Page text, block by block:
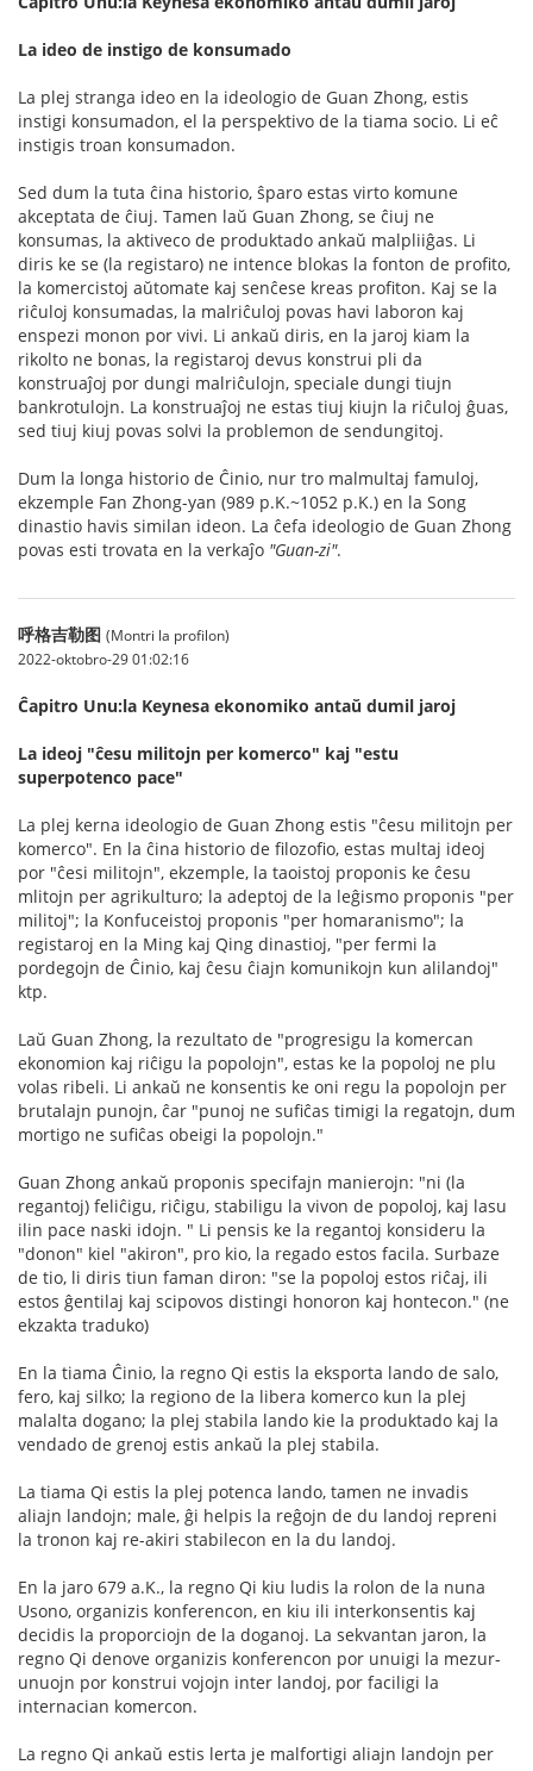
La ideo de instigo de konsumado
La plej stranga ideo en la ideologio de Guan Zhong, estis
instigi konsumadon, el la perspektivo de la tiama socio. Li eĉ
instigis troan konsumadon.
Sed dum la tuta ĉina historio, ŝparo estas virto komune
akceptata de ĉiuj. Tamen laŭ Guan Zhong, se ĉiuj ne
konsumas, la aktiveco de produktado ankaŭ malpliiĝas. Li
diris ke se (la registaro) ne intence blokas la fonton de profito,
la komercistoj aŭtomate kaj senĉese kreas profiton. Kaj se la
riĉuloj konsumadas, la malriĉuloj povas havi laboron kaj
enspezi monon por vivi. Li ankaŭ diris, en la jaroj kiam la
rikolto ne bonas, la registaroj devus konstrui pli da
konstruaĵoj por dungi malriĉulojn, speciale dungi tiujn
bankrotulojn. La konstruaĵoj ne estas tiuj kiujn la riĉuloj ĝuas,
sed tiuj kiuj povas solvi la problemon de sendungitoj.
Dum la longa historio de Ĉinio, nur tro malmultaj famuloj,
ekzemple Fan Zhong-yan (989 p.K.~1052 p.K.) en la Song
dinastio havis similan ideon. La ĉefa ideologio de Guan Zhong
povas esti trovata en la verkaĵo "Guan-zi".
呼格吉勒图 (Montri la profilon)
2022-oktobro-29 01:02:16
Ĉapitro Unu:la Keynesa ekonomiko antaŭ dumil jaroj
La ideoj "ĉesu militojn per komerco" kaj "estu
superpotenco pace"
La plej kerna ideologio de Guan Zhong estis "ĉesu militojn per
komerco". En la ĉina historio de filozofio, estas multaj ideoj
por "ĉesi militojn", ekzemple, la taoistoj proponis ke ĉesu
mlitojn per agrikulturo; la adeptoj de la leĝismo proponis "per
militoj"; la Konfuceistoj proponis "per homaranismo"; la
registaroj en la Ming kaj Qing dinastioj, "per fermi la
pordegojn de Ĉinio, kaj ĉesu ĉiajn komunikojn kun alilandoj"
ktp.
Laŭ Guan Zhong, la rezultato de "progresigu la komercan
ekonomion kaj riĉigu la popolojn", estas ke la popoloj ne plu
volas ribeli. Li ankaŭ ne konsentis ke oni regu la popolojn per
brutalajn punojn, ĉar "punoj ne sufiĉas timigi la regatojn, dum
mortigo ne sufiĉas obeigi la popolojn."
Guan Zhong ankaŭ proponis specifajn manierojn: "ni (la
regantoj) feliĉigu, riĉigu, stabiligu la vivon de popoloj, kaj lasu
ilin pace naski idojn. " Li pensis ke la regantoj konsideru la
"donon" kiel "akiron", pro kio, la regado estos facila. Surbaze
de tio, li diris tiun faman diron: "se la popoloj estos riĉaj, ili
estos ĝentilaj kaj scipovos distingi honoron kaj hontecon." (ne
ekzakta traduko)
En la tiama Ĉinio, la regno Qi estis la eksporta lando de salo,
fero, kaj silko; la regiono de la libera komerco kun la plej
malalta dogano; la plej stabila lando kie la produktado kaj la
vendado de grenoj estis ankaŭ la plej stabila.
La tiama Qi estis la plej potenca lando, tamen ne invadis
aliajn landojn; male, ĝi helpis la reĝojn de du landoj repreni
la tronon kaj re-akiri stabilecon en la du landoj.
En la jaro 679 a.K., la regno Qi kiu ludis la rolon de la nuna
Usono, organizis konferencon, en kiu ili interkonsentis kaj
decidis la proporciojn de la doganoj. La sekvantan jaron, la
regno Qi denove organizis konferencon por unuigi la mezur-
unuojn por konstrui vojojn inter landoj, por faciligi la
internacian komercon.
La regno Qi ankaŭ estis lerta je malfortigi aliajn landojn per